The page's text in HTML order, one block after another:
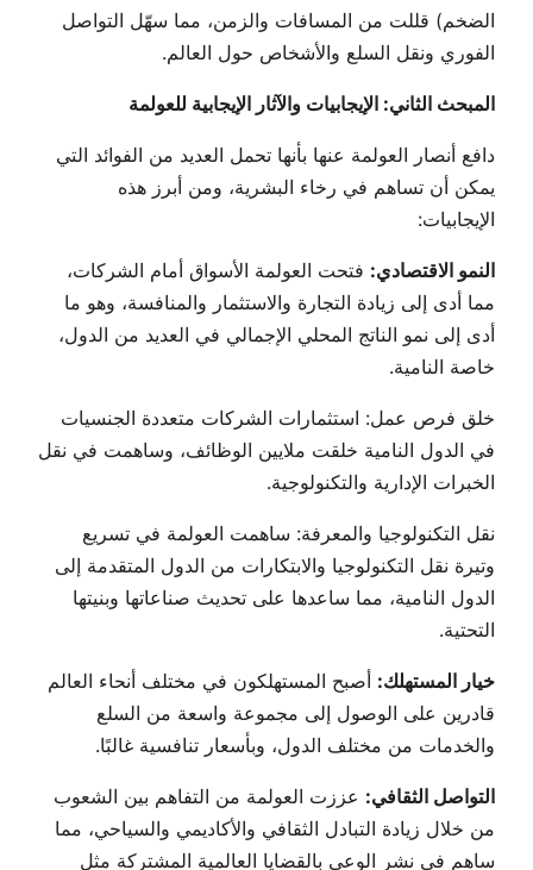
الضخم) قللت من المسافات والزمن، مما سهّل التواصل
الفوري ونقل السلع والأشخاص حول العالم.
المبحث الثاني: الإيجابيات والآثار الإيجابية للعولمة
دافع أنصار العولمة عنها بأنها تحمل العديد من الفوائد التي
يمكن أن تساهم في رخاء البشرية، ومن أبرز هذه
الإيجابيات:
النمو الاقتصادي: فتحت العولمة الأسواق أمام الشركات،
مما أدى إلى زيادة التجارة والاستثمار والمنافسة، وهو ما
أدى إلى نمو الناتج المحلي الإجمالي في العديد من الدول،
خاصة النامية.
خلق فرص عمل: استثمارات الشركات متعددة الجنسيات
في الدول النامية خلقت ملايين الوظائف، وساهمت في نقل
الخبرات الإدارية والتكنولوجية.
نقل التكنولوجيا والمعرفة: ساهمت العولمة في تسريع
وتيرة نقل التكنولوجيا والابتكارات من الدول المتقدمة إلى
الدول النامية، مما ساعدها على تحديث صناعاتها وبنيتها
التحتية.
خيار المستهلك: أصبح المستهلكون في مختلف أنحاء العالم
قادرين على الوصول إلى مجموعة واسعة من السلع
والخدمات من مختلف الدول، وبأسعار تنافسية غالبًا.
التواصل الثقافي: عززت العولمة من التفاهم بين الشعوب
من خلال زيادة التبادل الثقافي والأكاديمي والسياحي، مما
ساهم في نشر الوعي بالقضايا العالمية المشتركة مثل